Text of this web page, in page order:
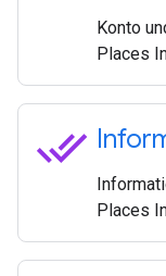
Konto
Places
done_all
Places